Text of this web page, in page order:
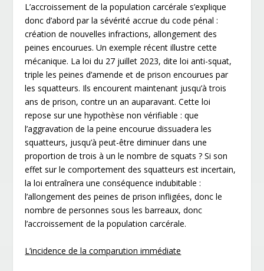
L’accroissement de la population carcérale s’explique
donc d’abord par la sévérité accrue du code pénal :
création de nouvelles infractions, allongement des
peines encourues. Un exemple récent illustre cette
mécanique. La loi du 27 juillet 2023, dite loi anti-squat,
triple les peines d’amende et de prison encourues par
les squatteurs. Ils encourent maintenant jusqu’à trois
ans de prison, contre un an auparavant. Cette loi
repose sur une hypothèse non vérifiable : que
l’aggravation de la peine encourue dissuadera les
squatteurs, jusqu’à peut-être diminuer dans une
proportion de trois à un le nombre de squats ? Si son
effet sur le comportement des squatteurs est incertain,
la loi entraînera une conséquence indubitable :
l’allongement des peines de prison infligées, donc le
nombre de personnes sous les barreaux, donc
l’accroissement de la population carcérale.
L’incidence de la comparution immédiate